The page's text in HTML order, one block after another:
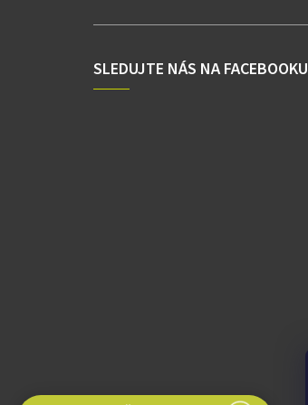
SLEDUJTE NÁS NA FACEBOOKU